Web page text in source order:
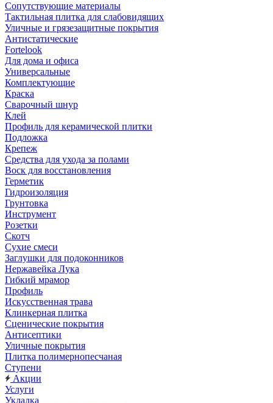
Сопутствующие материалы
Тактильная плитка для слабовидящих
Уличные и грязезащитные покрытия
Антистатические
Fortelook
Для дома и офиса
Универсальные
Комплектующие
Краска
Сварочный шнур
Клей
Профиль для керамической плитки
Подложка
Крепеж
Средства для ухода за полами
Воск для восстановления
Герметик
Гидроизоляция
Грунтовка
Инструмент
Розетки
Скотч
Сухие смеси
Заглушки для подоконников
Нержавейка Лука
Гибкий мрамор
Профиль
Искусственная трава
Клинкерная плитка
Сценические покрытия
Антисептики
Уличные покрытия
Плитка полимернопесчаная
Ступени
Акции
Услуги
Укладка